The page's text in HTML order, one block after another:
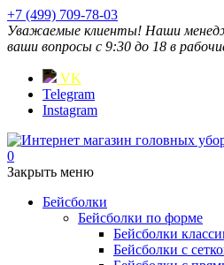
+7 (499) 709-78-03
Уважаемые клиенты! Наши
ваши вопросы с 9:30 до 18 в
VK
Telegram
Instagram
0
Закрыть меню
Бейсболки
Бейсболки по форме
Бейсболки
Бейсболки с